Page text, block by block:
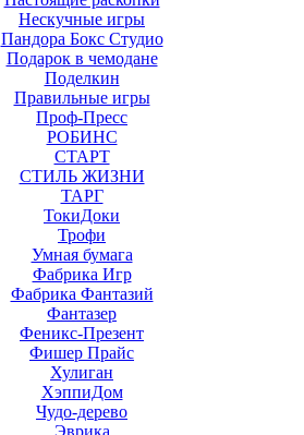
Нескучные игры
Пандора Бокс Студио
Подарок в чемодане
Поделкин
Правильные игры
Проф-Пресс
РОБИНС
СТАРТ
СТИЛЬ ЖИЗНИ
ТАРГ
ТокиДоки
Трофи
Умная бумага
Фабрика Игр
Фабрика Фантазий
Фантазер
Феникс-Презент
Фишер Прайс
Хулиган
ХэппиДом
Чудо-дерево